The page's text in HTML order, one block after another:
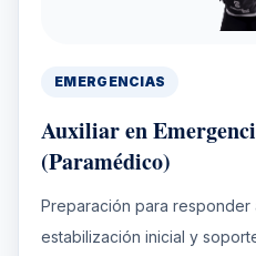
EMERGENCIAS
Auxiliar en
(Paramédico)
Preparación para responder
estabilización inicial y